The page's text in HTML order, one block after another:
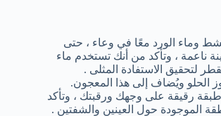
وماء الورد معًا في وعاء ، حتى
ناعمة ، وتأكد من أنك تستخدم ماء
لتحقيق الاستفادة المثلى .
الحلو ويُضاف إلى هذا المعجون.
رقيقة على وجهك ورقبتك ، وتأكد
الموجودة حول العينين والشفتين .